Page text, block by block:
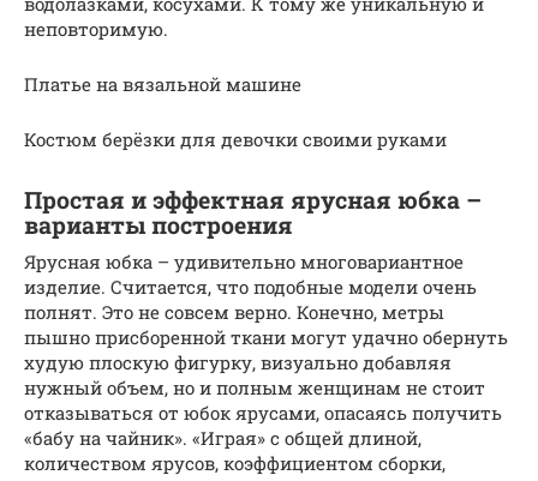
неповторимую.
Платье на вязальной машине
Костюм берёзки для девочки своими руками
Простая и эффектная ярусная юбка –
варианты построения
Ярусная юбка – удивительно многовариантное
изделие. Считается, что подобные модели очень
полнят. Это не совсем верно. Конечно, метры
пышно присборенной ткани могут удачно обернуть
худую плоскую фигурку, визуально добавляя
нужный объем, но и полным женщинам не стоит
отказываться от юбок ярусами, опасаясь получить
«бабу на чайник». «Играя» с общей длиной,
количеством ярусов, коэффициентом сборки,